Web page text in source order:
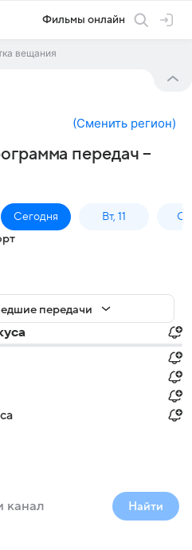
Фильмы онлайн
вещания
(Сменить регион)
передач –
Сегодня Вт, 11
передачи
Найти